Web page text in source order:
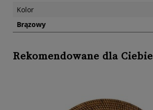
Kolor
Brązowy
Rekomendowane dla Ciebie